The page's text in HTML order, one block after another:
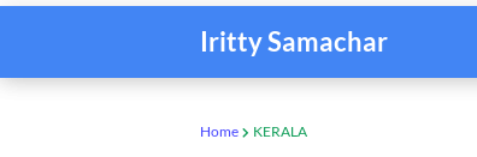
Iritty Samachar
Home KERALA